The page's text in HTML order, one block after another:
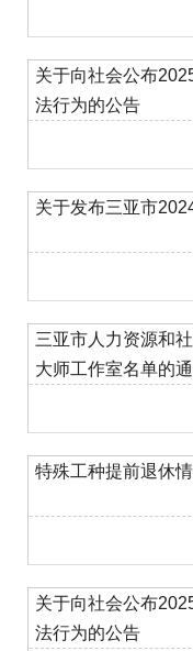
关于向社会公布
法行为的公告
关于发布三亚市
三亚市人力资源和
大师工作室名单的
特殊工种提前退休
关于向社会公布
法行为的公告